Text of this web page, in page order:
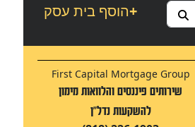
הוסף בית עסק+
First Capital Mortgage Group
שירותים פיננסים והלוואות מימון
להשקעות נדל"ן